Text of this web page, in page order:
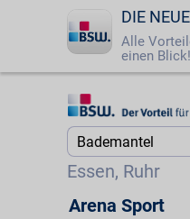
DIE
Alle
einen Blick!
Startseite
Essen, Ruhr
Startseite
Arena Sport